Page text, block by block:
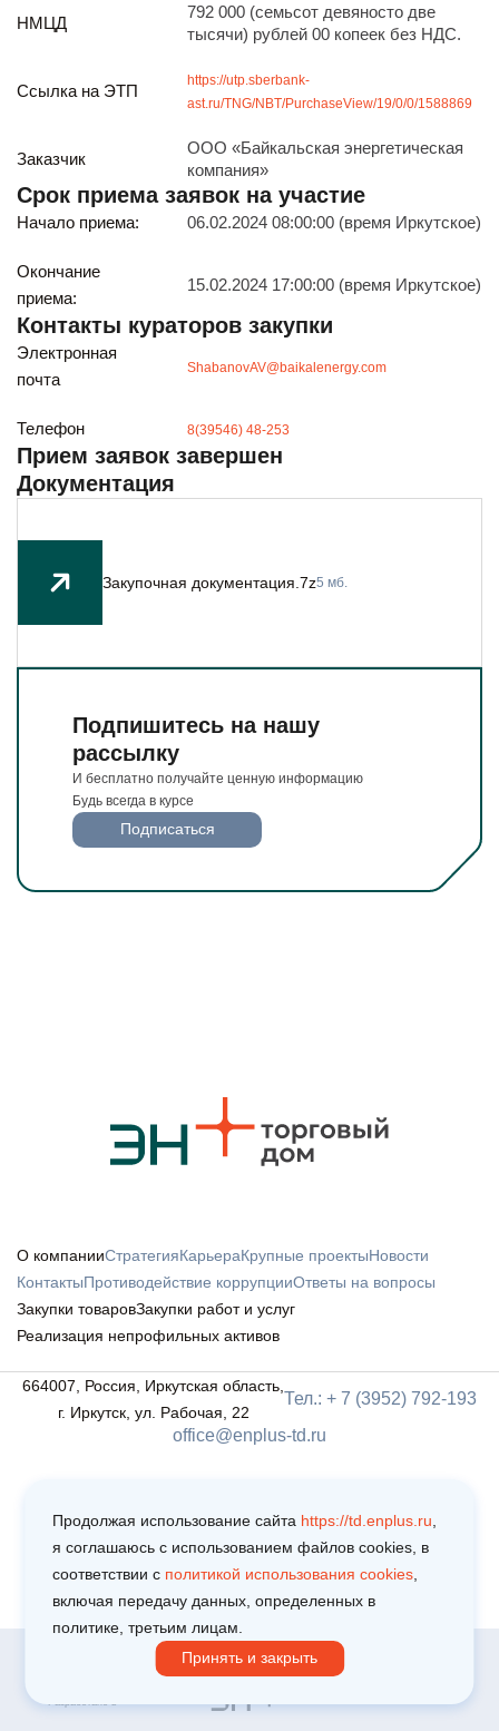
тел.: + 7 (3952) 792-193
с 8:00 до 17:15
ПОДПИШИТЕСЬ НА НАШУ РАССЫЛКУ
И бесплатно получайте ценную информацию
НМЦД
792 000 (семьсот девяносто две
тысячи) рублей 00 копеек без НДС.
Ссылка на ЭТП
https://utp.sberbank-
ast.ru/TNG/NBT/PurchaseView/19/0/0/1588869
Заказчик
ООО «Байкальская энергетическая
компания»
Срок приема заявок на участие
Начало приема: 06.02.2024 08:00:00 (время Иркутское)
Окончание
приема:
15.02.2024 17:00:00 (время Иркутское)
Контакты кураторов закупки
Электронная
почта
ShabanovAV@baikalenergy.com
Телефон 8(39546) 48-253
Прием заявок завершен
Документация
Закупочная документация.7z5 мб.
Подпишитесь на нашу
рассылку
И бесплатно получайте ценную информацию
Будь всегда в курсе
Подписаться
О компанииСтратегияКарьераКрупные проектыНовости
КонтактыПротиводействие коррупцииОтветы на вопросы
Закупки товаровЗакупки работ и услуг
Реализация непрофильных активов
664007, Россия, Иркутская область,
г. Иркутск, ул. Рабочая, 22
Тел.: + 7 (3952) 792-193
office@enplus-td.ru
Политика обработки персональных данных Пользовательское соглашение
Разработано в
Продолжая использование сайта https://td.enplus.ru
я соглашаюсь c использованием файлов cookies, в
соответствии c политикой использования cookies
включая передачу данных, определенных в
политике, третьим лицам.
Принять и закрыть